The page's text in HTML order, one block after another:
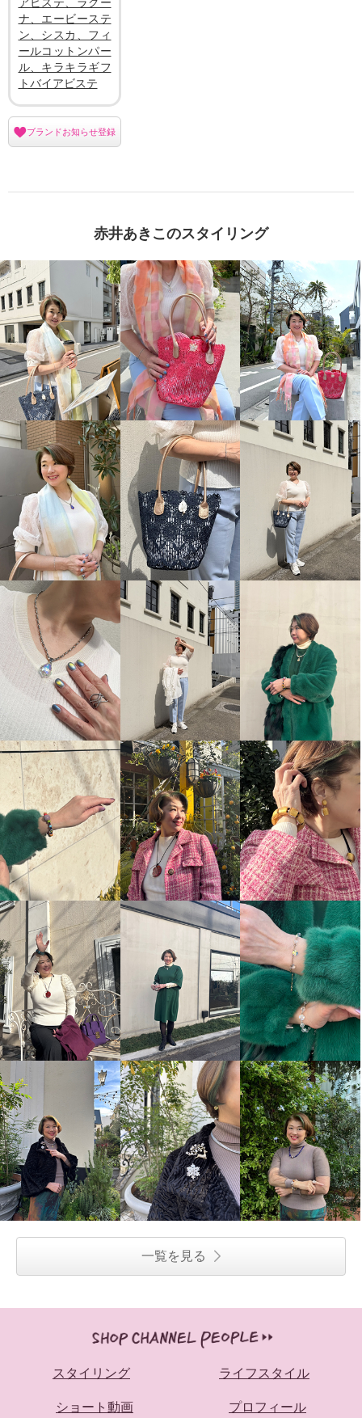
アビステ、ラグー
ナ、エービーステ
ン、シスカ、フィ
ールコットンパー
ル、キラキラギフ
トバイアビステ
ブランドお知らせ登録
赤井あきこのスタイリング
一覧を見る
スタイリング ライフスタイル
ショート動画 プロフィール